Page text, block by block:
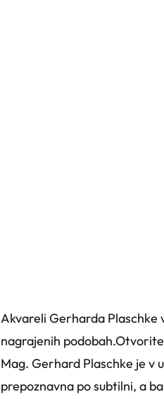
Akvareli Gerharda Plaschke
nagrajenih
Mag. Gerhard Plaschke je v
prepoznavna po subtilni, a